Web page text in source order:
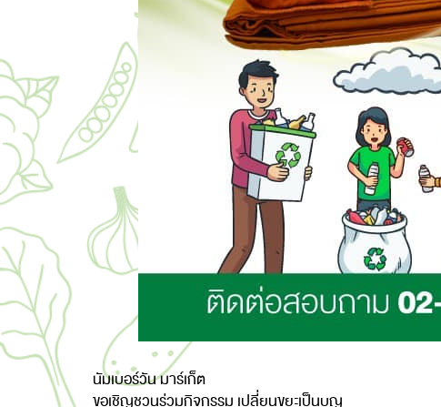
นัมเบอร์วัน มาร์เก็ต
ขอเชิญชวนร่วมกิจกรรม เปลี่ยนขยะเป็นบุญ